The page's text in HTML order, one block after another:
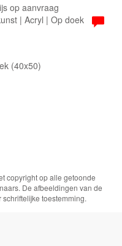
op aanvraag
| Acryl | Op doek
(40x50)
copyright op alle getoonde
De afbeeldingen van de
toestemming.